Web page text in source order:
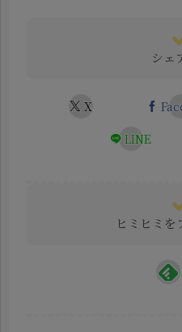
シェ
X
LINE
ヒミヒミを